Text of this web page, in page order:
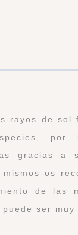
rayos de sol
gracias a
os
de las
ser muy